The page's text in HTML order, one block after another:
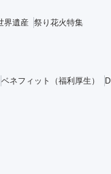
界遺産 祭り花火特集
ベネフィット（福利厚生）